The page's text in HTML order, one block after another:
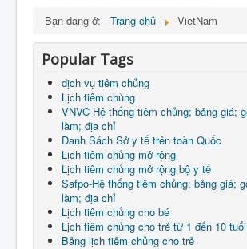
Bạn đang ở:
Trang chủ VietNam
Popular Tags
dịch vụ tiêm chủng
Lịch tiêm chủng
VNVC-Hệ thống tiêm chủng; bảng giá;
làm; địa chỉ
Danh Sách Sở y tế trên toàn Quốc
Lịch tiêm chủng mở rộng
Lịch tiêm chủng mở rộng bộ y tế
Safpo-Hệ thống tiêm chủng; bảng giá;
làm; địa chỉ
Lịch tiêm chủng cho bé
Lịch tiêm chủng cho trẻ từ 1 đến 10 tuổi
Bảng lịch tiêm chủng cho trẻ